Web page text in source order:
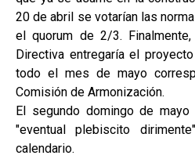
20 de abril se votarían las
el quorum de 2/3.
Directiva entregaría el
todo el mes de mayo
Comisión de Armonización.
El segundo domingo de
"eventual plebiscito
calendario.